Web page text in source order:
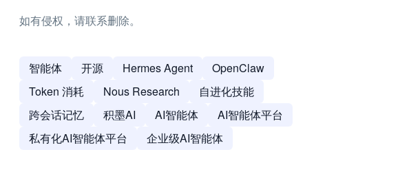
如有侵权，请联系删除。
智能体 开源 Hermes Agent
OpenClaw
Token 消耗
Nous Research
自进化技能
跨会话记忆
积墨AI AI智能体
AI智能体平台
私有化AI智能体平台
企业级AI智能体